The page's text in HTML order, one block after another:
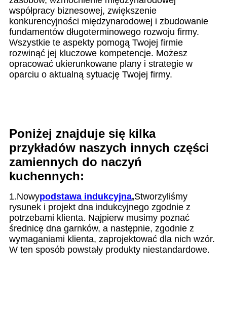
współpracy biznesowej, zwiększenie
konkurencyjności międzynarodowej i zbudowanie
fundamentów długoterminowego rozwoju firmy.
Wszystkie te aspekty pomogą Twojej firmie
rozwinąć jej kluczowe kompetencje. Możesz
opracować ukierunkowane plany i strategie w
oparciu o aktualną sytuację Twojej firmy.
Poniżej znajduje się kilka
przykładów naszych innych części
zamiennych do naczyń
kuchennych:
1.Nowypodstawa indukcyjna,Stworzyliśmy
rysunek i projekt dna indukcyjnego zgodnie z
potrzebami klienta. Najpierw musimy poznać
średnicę dna garnków, a następnie, zgodnie z
wymaganiami klienta, zaprojektować dla nich wzór.
W ten sposób powstały produkty niestandardowe.